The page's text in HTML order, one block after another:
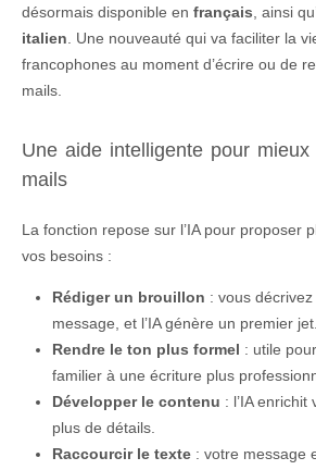
désormais disponible en français , ainsi
italien . Une nouveauté qui va faciliter la
francophones au moment d’écrire ou de
mails.
Une aide intelligente pour
mails
La fonction repose sur l’IA pour proposer
vos besoins :
Rédiger un brouillon : vous décrivez
message, et l’IA génère un premier jet.
Rendre le ton plus formel : utile
familier à une écriture plus
Développer le contenu : l’IA
plus de détails.
Raccourcir le texte : votre message